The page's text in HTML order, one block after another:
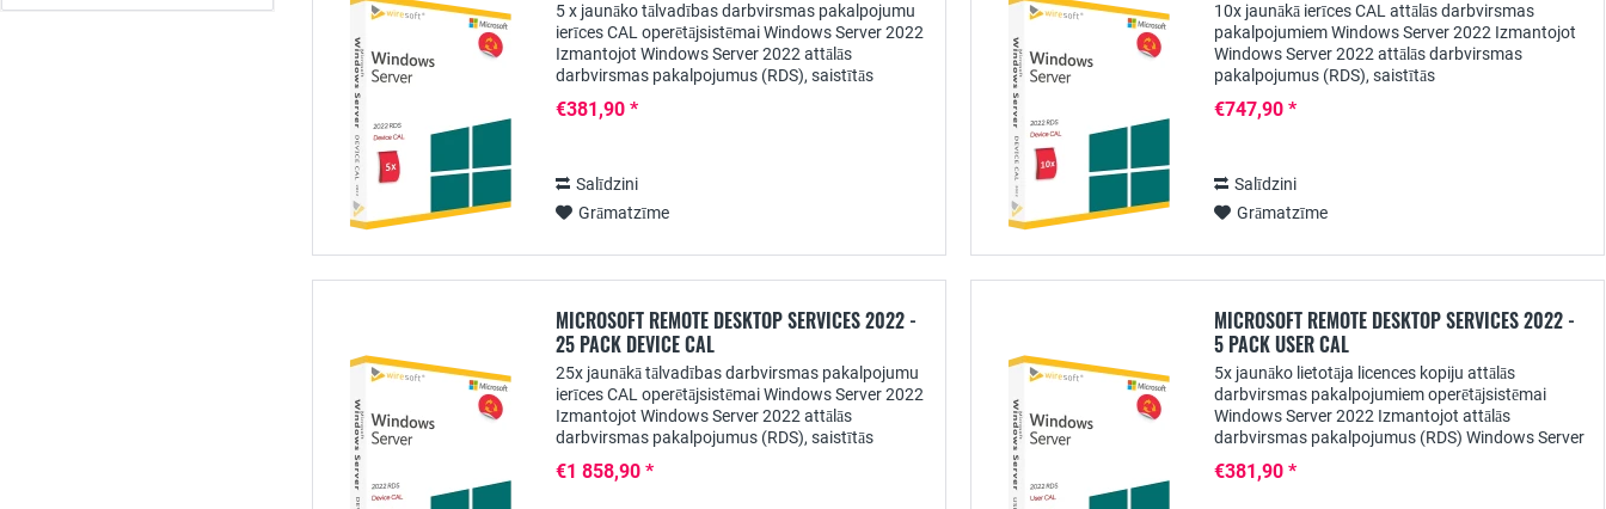
5 x jaunāko tālvadības darbvirsmas pakalpojumu
ierīces CAL operētājsistēmai Windows Server 2022
Izmantojot Windows Server 2022 attālās
darbvirsmas pakalpojumus (RDS), saistītās
centralizēti....
€381,90 *
Salīdzini
Grāmatzīme
10x jaunākā ierīces CAL attālās darbvirsmas
pakalpojumiem Windows Server 2022 Izmantojot
Windows Server 2022 attālās darbvirsmas
pakalpojumus (RDS), saistītās
centralizēti. Lai lietotāji tos...
€747,90 *
Salīdzini
Grāmatzīme
MICROSOFT REMOTE DESKTOP SERVICES 2022 -
25 PACK DEVICE CAL
25x jaunākā tālvadības darbvirsmas pakalpojumu
ierīces CAL operētājsistēmai Windows Server 2022
Izmantojot Windows Server 2022 attālās
darbvirsmas pakalpojumus (RDS), saistītās
centralizēti....
€1 858,90 *
MICROSOFT REMOTE DESKTOP SERVICES 2022 -
5 PACK USER CAL
5x jaunāko lietotāja licences kopiju attālās
darbvirsmas pakalpojumiem operētājsistēmai
Windows Server 2022 Izmantojot attālās
darbvirsmas pakalpojumus (RDS) Windows Server
centralizēti padarīt...
€381,90 *